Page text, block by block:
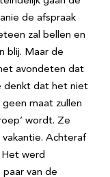
de afspraak
zal bellen en
blij. Maar de
avondeten dat
denkt dat het niet
maat zullen
wordt. Ze
Achteraf
werd
paar van de